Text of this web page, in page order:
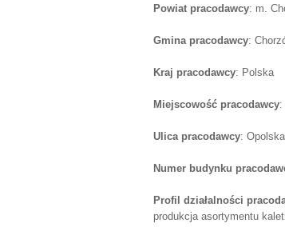
Powiat pracodawcy: m.
Gmina pracodawcy:
Kraj pracodawcy: Polska
Miejscowość pracodawcy:
Ulica pracodawcy: Opolska
Numer budynku
Profil działalności
produkcja asortymentu